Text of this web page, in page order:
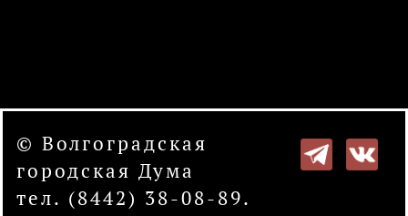
© Волгоградская
городская Дума
тел. (8442) 38-08-89.